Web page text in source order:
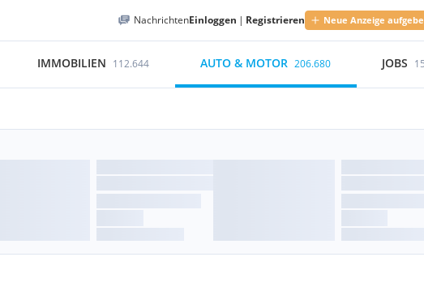
NachrichtenEinloggen | Registrieren Neue Anzeige
IMMOBILIEN 112.644 AUTO & MOTOR 206.680 JOBS